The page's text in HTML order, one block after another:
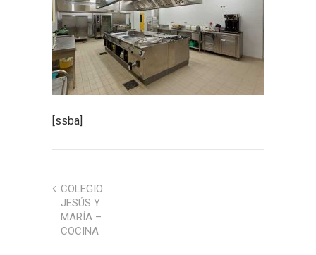
[ssba]
COLEGIO
JESÚS Y
MARÍA –
COCINA